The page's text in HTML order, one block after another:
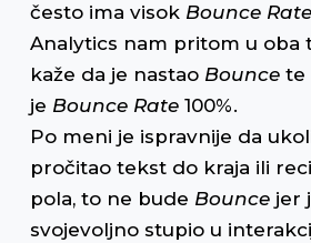
često ima visok Bounce Rate
Analytics nam pritom u oba
kaže da je nastao Bouncete
je Bounce Rate100%.
Po meni je ispravnije da
pročitao tekst do kraja ili
pola, to ne bude Bouncejer
svojevoljno stupio u